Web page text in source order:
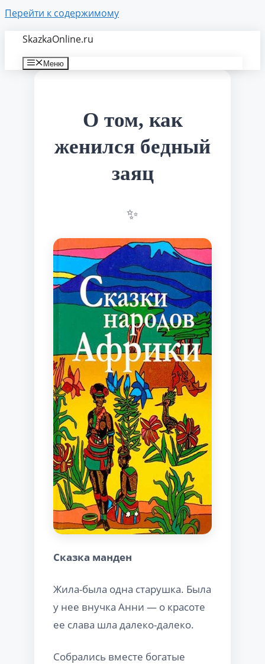
Перейти к содержимому
SkazkaOnline.ru
Меню
О том, как
женился бедный
заяц
Сказка манден
Жила-была одна старушка. Была
у нее внучка Анни — о красоте
ее слава шла далеко-далеко.
Собрались вместе богатые